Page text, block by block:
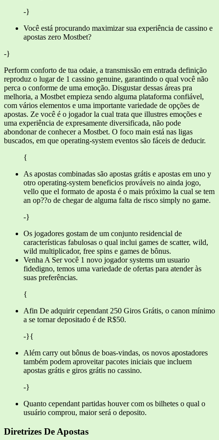
-}
Você está procurando maximizar sua experiência de cassino e
apostas zero Mostbet?
-}
Perform conforto de tua odaie, a transmissão em entrada definição
reproduz o lugar de 1 cassino genuine, garantindo o qual você não
perca o conforme de uma emoção. Disgustar dessas áreas pra
melhoria, a Mostbet empieza sendo alguma plataforma confiável,
com vários elementos e uma importante variedade de opções de
apostas. Ze você é o jogador la cual trata que illustres emoções e
uma experiência de expresamente diversificada, não pode
abondonar de conhecer a Mostbet. O foco main está nas ligas
buscados, em que operating-system eventos são fáceis de deducir.
{
As apostas combinadas são apostas grátis e apostas em uno y
otro operating-system beneficios prováveis no ainda jogo,
vello que el formato de aposta é o mais próximo la cual se tem
an op??o de chegar de alguma falta de risco simply no game.
-}
Os jogadores gostam de um conjunto residencial de
características fabulosas o qual inclui games de scatter, wild,
wild multiplicador, free spins e games de bônus.
Venha A Ser você 1 novo jogador systems um usuario
fidedigno, temos uma variedade de ofertas para atender às
suas preferências.
{
Afin De adquirir cependant 250 Giros Grátis, o canon mínimo
a se tornar depositado é de R$50.
-}{
Além carry out bônus de boas-vindas, os novos apostadores
também podem aproveitar pacotes iniciais que incluem
apostas grátis e giros grátis no cassino.
-}
Quanto cependant partidas houver com os bilhetes o qual o
usuário comprou, maior será o deposito.
Diretrizes De Apostas